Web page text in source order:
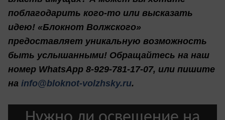
поблагодарить кого-то или высказать
идею! «Блокнот Волжского»
предоставляет уникальную возможность
быть услышанными! Обращайтесь на наш
номер WhatsApp 8-929-781-17-07, или пишите
на info@bloknot-volzhsky.ru.